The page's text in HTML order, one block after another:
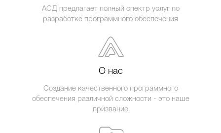
АСД предлагает полный спектр услуг по
разработке программного обеспечения
О нас
Создание качественного программного
обеспечения различной сложности - это наше
призвание